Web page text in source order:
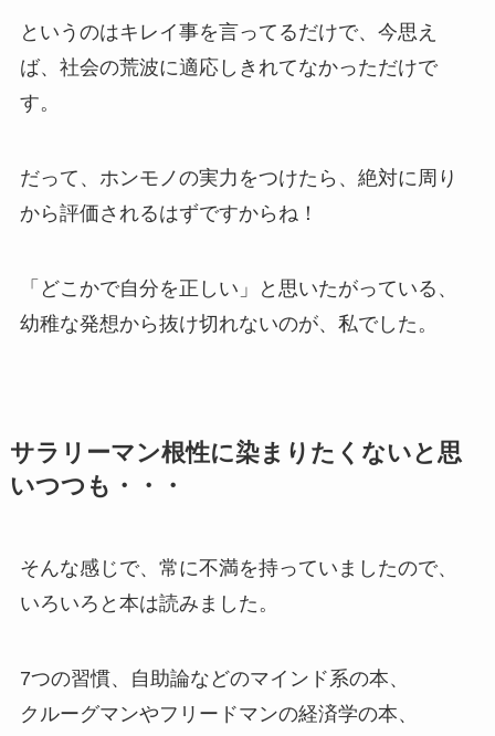
というのはキレイ事を言ってるだけで、今思え
ば、社会の荒波に適応しきれてなかっただけで
す。
だって、ホンモノの実力をつけたら、絶対に周り
から評価されるはずですからね！
「どこかで自分を正しい」と思いたがっている、
幼稚な発想から抜け切れないのが、私でした。
サラリーマン根性に染まりたくないと思
いつつも・・・
そんな感じで、常に不満を持っていましたので、
いろいろと本は読みました。
7つの習慣、自助論などのマインド系の本、
クルーグマンやフリードマンの経済学の本、